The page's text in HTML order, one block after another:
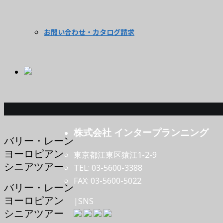
お問い合わせ・カタログ請求
バリー・レーン
ヨーロピアン
シニアツアー
バリー・レーン
ヨーロピアン
シニアツアー
株式会社 インタープランニング
東京都江東区猿江1-2-9
TEL: 03-5600-3388
FAX: 03-5600-5022
|SNS